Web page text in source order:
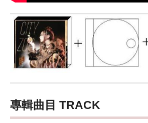
專輯曲目 TRACK